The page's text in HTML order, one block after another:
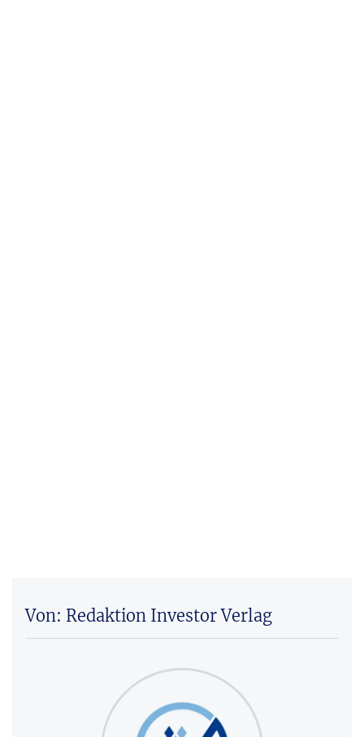
Von: Redaktion Investor Verlag